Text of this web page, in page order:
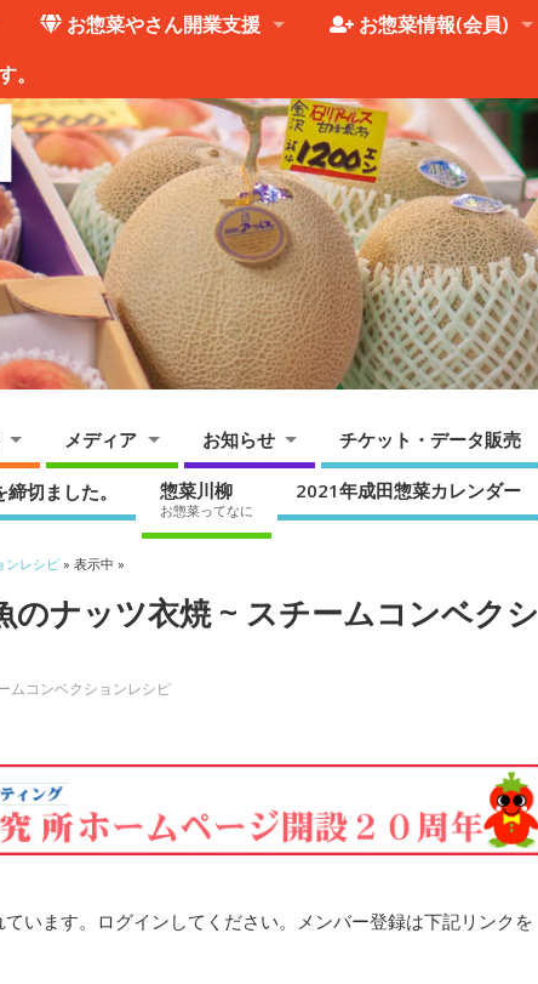
お惣菜やさん開業支援 お惣菜情報(会員)
。
メディア お知らせ チケット・データ販売
切ました。 惣菜川柳
お惣菜ってなに
2021年成田惣菜カレンダー
ンレシピ » 表示中 »
のナッツ衣焼 ~ スチームコンベクシ
ムコンベクションレシピ
います。ログインしてください。メンバー登録は下記リンクを